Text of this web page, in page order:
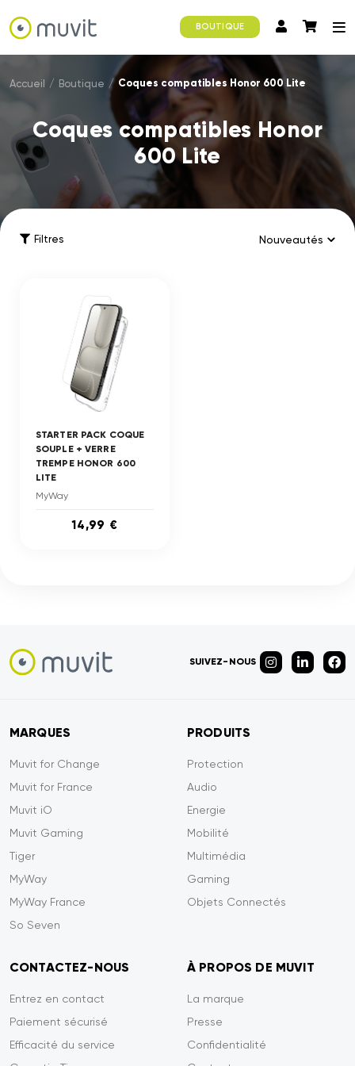
BOUTIQUE
Accueil / Boutique / Coques compatibles Honor 600 Lite
Coques compatibles Honor
600 Lite
Filtres
STARTER PACK COQUE
SOUPLE + VERRE
TREMPE HONOR 600
LITE
MyWay
14,99 €
SUIVEZ-NOUS
MARQUES
Muvit for Change
Muvit for France
Muvit iO
Muvit Gaming
Tiger
MyWay
MyWay France
So Seven
PRODUITS
Protection
Audio
Energie
Mobilité
Multimédia
Gaming
Objets Connectés
CONTACTEZ-NOUS
Entrez en contact
Paiement sécurisé
Efficacité du service
À PROPOS DE MUVIT
La marque
Presse
Confidentialité